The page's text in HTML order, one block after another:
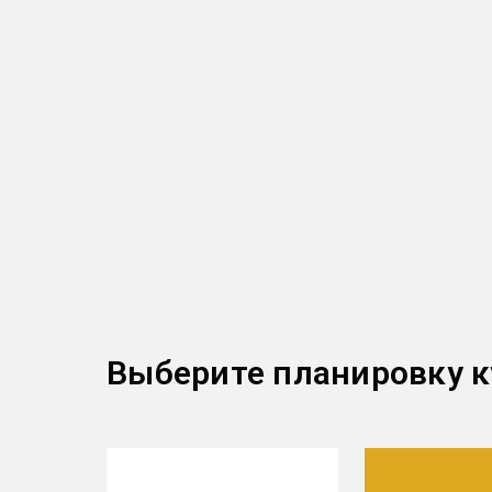
Выберите планировку